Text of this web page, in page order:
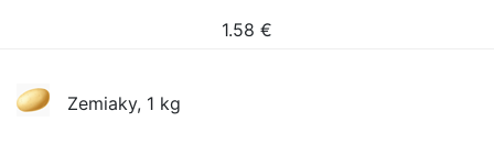
1.58 €
Zemiaky, 1 kg